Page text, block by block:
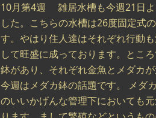
10月第4週 雑居水槽も今週21日よ
した。こちらの水槽は26度固定式
す。やはり住人達はそれぞれ行動
して旺盛に成っております。とこ
鉢があり、それぞれ金魚とメダカが
今週はメダカ鉢の話題です。 メダ
のいいかげんな管理下においても